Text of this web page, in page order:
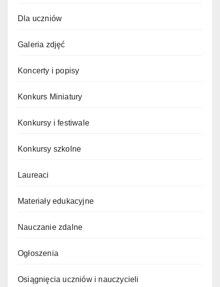
Dla uczniów
Galeria zdjęć
Koncerty i popisy
Konkurs Miniatury
Konkursy i festiwale
Konkursy szkolne
Laureaci
Materiały edukacyjne
Nauczanie zdalne
Ogłoszenia
Osiągnięcia uczniów i nauczycieli